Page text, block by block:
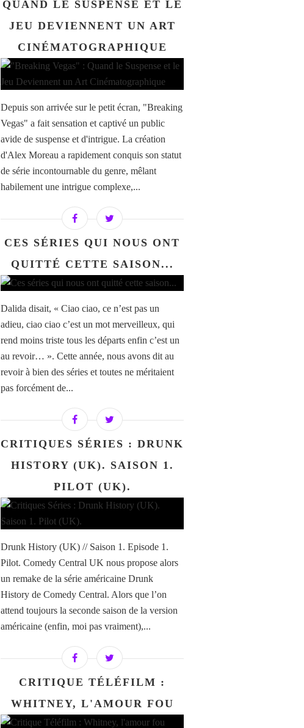
QUAND LE SUSPENSE ET LE
JEU DEVIENNENT UN ART
CINÉMATOGRAPHIQUE
Depuis son arrivée sur le petit écran, "Breaking
Vegas" a fait sensation et captivé un public
avide de suspense et d'intrigue. La création
d'Alex Moreau a rapidement conquis son statut
de série incontournable du genre, mêlant
habilement une intrigue complexe,...
CES SÉRIES QUI NOUS ONT
QUITTÉ CETTE SAISON...
Dalida disait, « Ciao ciao, ce n’est pas un
adieu, ciao ciao c’est un mot merveilleux, qui
rend moins triste tous les départs enfin c’est un
au revoir… ». Cette année, nous avons dit au
revoir à bien des séries et toutes ne méritaient
pas forcément de...
CRITIQUES SÉRIES : DRUNK
HISTORY (UK). SAISON 1.
PILOT (UK).
Drunk History (UK) // Saison 1. Episode 1.
Pilot. Comedy Central UK nous propose alors
un remake de la série américaine Drunk
History de Comedy Central. Alors que l’on
attend toujours la seconde saison de la version
américaine (enfin, moi pas vraiment),...
CRITIQUE TÉLÉFILM :
WHITNEY, L'AMOUR FOU